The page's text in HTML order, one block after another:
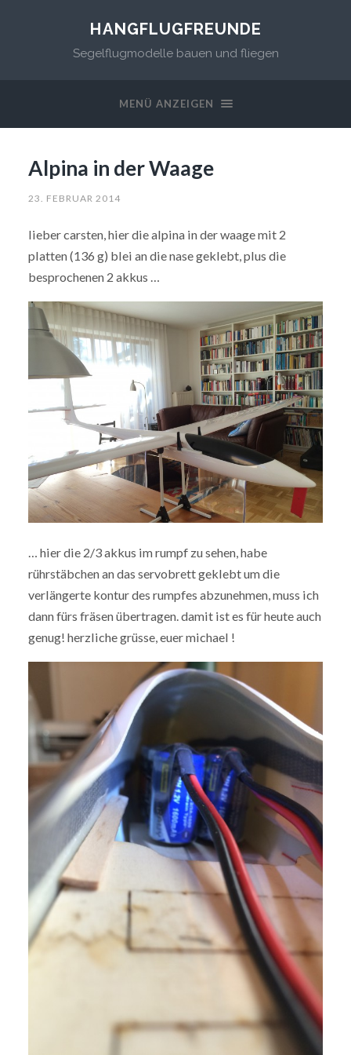
HANGFLUGFREUNDE
Segelflugmodelle bauen und fliegen
MENÜ ANZEIGEN
Alpina in der Waage
23. FEBRUAR 2014
lieber carsten, hier die alpina in der waage mit 2
platten (136 g) blei an die nase geklebt, plus die
besprochenen 2 akkus …
… hier die 2/3 akkus im rumpf zu sehen, habe
rührstäbchen an das servobrett geklebt um die
verlängerte kontur des rumpfes abzunehmen, muss ich
dann fürs fräsen übertragen. damit ist es für heute auch
genug! herzliche grüsse, euer michael !